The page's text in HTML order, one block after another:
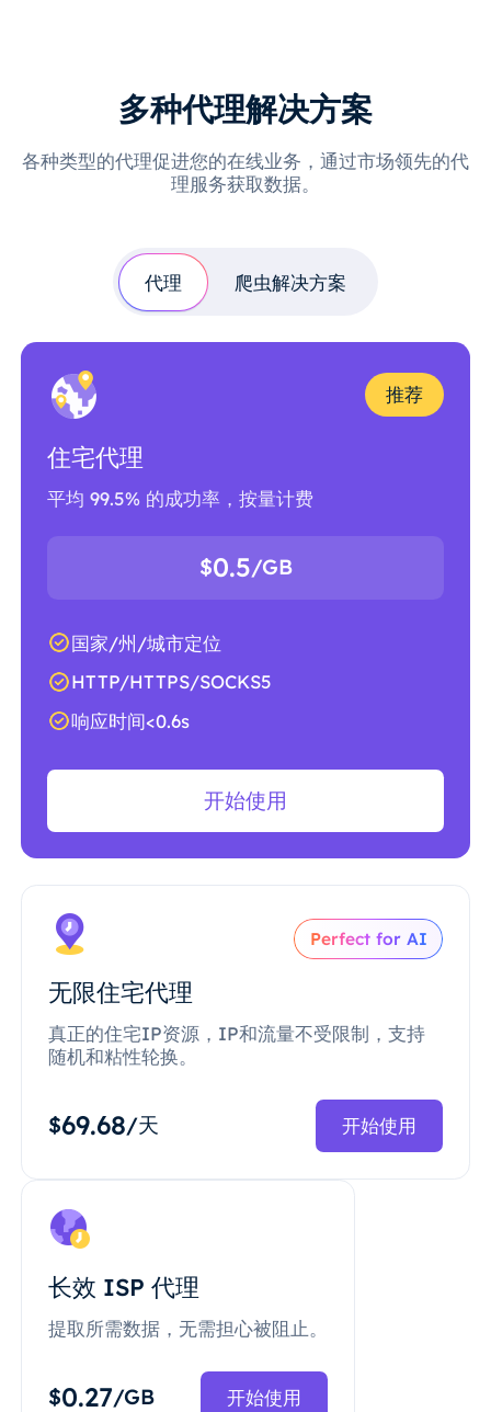
多种代理解决方案
各种类型的代理促进您的在线业务，通过市场领先的代
理服务获取数据。
代理 爬虫解决方案
推荐
住宅代理
平均 99.5% 的成功率，按量计费
$0.5/GB
国家/州/城市定位
HTTP/HTTPS/SOCKS5
响应时间<0.6s
开始使用
Perfect for AI
无限住宅代理
真正的住宅IP资源，IP和流量不受限制，支持
随机和粘性轮换。
$69.68/天 开始使用
长效 ISP 代理
提取所需数据，无需担心被阻止。
$0.27/GB 开始使用